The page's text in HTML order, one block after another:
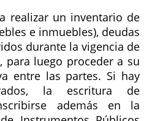
realizar un inventario de
e inmuebles), deudas
durante la vigencia de
para luego proceder a su
entre las partes. Si hay
la escritura de
además en la